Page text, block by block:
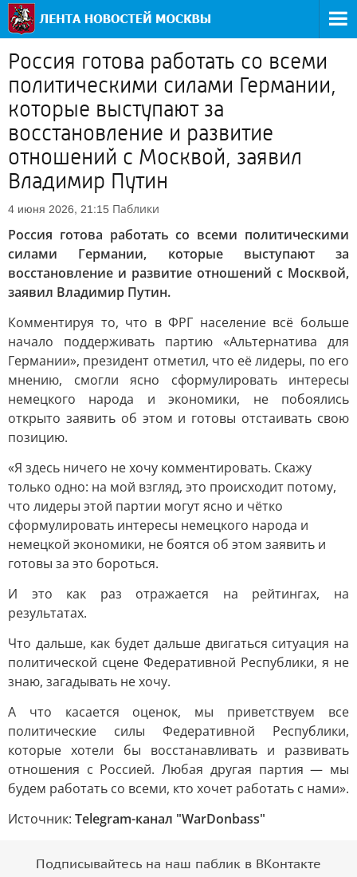
Россия готова работать со всеми
политическими силами Германии,
которые выступают за
восстановление и развитие
отношений с Москвой, заявил
Владимир Путин
4 июня 2026, 21:15 Паблики
Россия готова работать со всеми политическими
силами Германии, которые выступают за
восстановление и развитие отношений с Москвой,
заявил Владимир Путин.
Комментируя то, что в ФРГ население всё больше
начало поддерживать партию «Альтернатива для
Германии», президент отметил, что её лидеры, по его
мнению, смогли ясно сформулировать интересы
немецкого народа и экономики, не побоялись
открыто заявить об этом и готовы отстаивать свою
позицию.
«Я здесь ничего не хочу комментировать. Скажу
только одно: на мой взгляд, это происходит потому,
что лидеры этой партии могут ясно и чётко
сформулировать интересы немецкого народа и
немецкой экономики, не боятся об этом заявить и
готовы за это бороться.
И это как раз отражается на рейтингах, на
результатах.
Что дальше, как будет дальше двигаться ситуация на
политической сцене Федеративной Республики, я не
знаю, загадывать не хочу.
А что касается оценок, мы приветствуем все
политические силы Федеративной Республики,
которые хотели бы восстанавливать и развивать
отношения с Россией. Любая другая партия — мы
будем работать со всеми, кто хочет работать с нами».
Источник: Telegram-канал "WarDonbass"
Подписывайтесь на наш паблик в ВКонтакте